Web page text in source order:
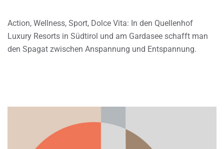
Action, Wellness, Sport, Dolce Vita: In den Quellenhof
Luxury Resorts in Südtirol und am Gardasee schafft man
den Spagat zwischen Anspannung und Entspannung.